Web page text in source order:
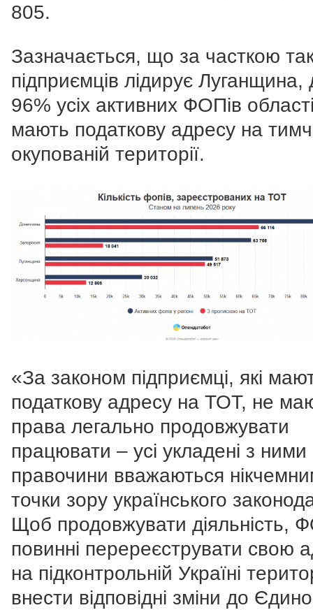
805.
Зазначається, що за часткою
підприємців лідирує Луганщина,
96% усіх активних ФОПів
мають податкову адресу на
окупованій території.
«За законом підприємці, які
податкову адресу на ТОТ, не
права легально продовжувати
працювати – усі укладені з ними
правочини вважаються
точки зору українського
Щоб продовжувати діяльність,
повинні перереєструвати свою
на підконтрольній Україні
внести відповідні зміни до